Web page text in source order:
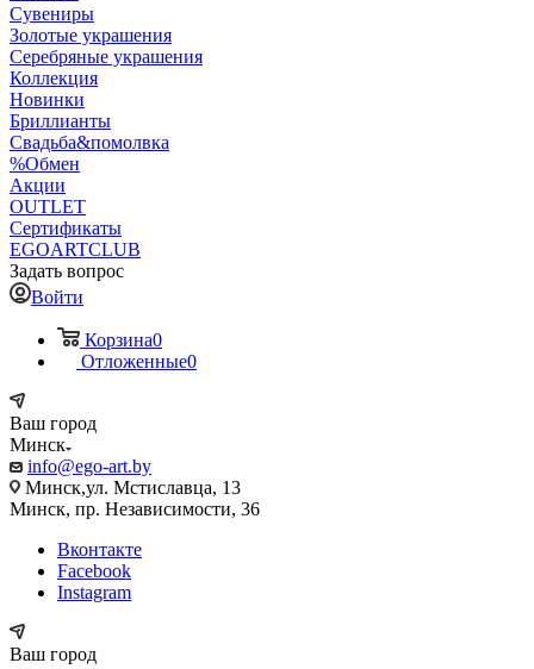
Сувениры
Золотые украшения
Серебряные украшения
Коллекция
Новинки
Бриллианты
Свадьба&помолвка
%Обмен
Акции
OUTLET
Сертификаты
EGOARTCLUB
Задать вопрос
Войти
Корзина0
Отложенные0
Ваш город
Минск
info@ego-art.by
Минск,ул. Мстиславца, 13
Минск, пр. Независимости, 36
Вконтакте
Facebook
Instagram
Ваш город